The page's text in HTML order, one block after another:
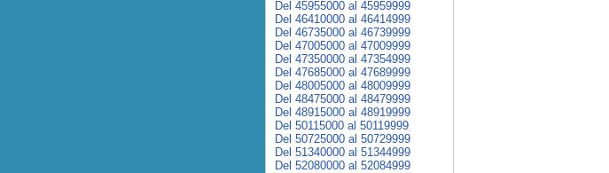
Del 45955000 al 45959999
Del 46410000 al 46414999
Del 46735000 al 46739999
Del 47005000 al 47009999
Del 47350000 al 47354999
Del 47685000 al 47689999
Del 48005000 al 48009999
Del 48475000 al 48479999
Del 48915000 al 48919999
Del 50115000 al 50119999
Del 50725000 al 50729999
Del 51340000 al 51344999
Del 52080000 al 52084999